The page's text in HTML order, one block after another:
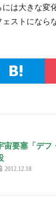
は大きな変
ストになら
宙要塞「デフ
2012.12.18